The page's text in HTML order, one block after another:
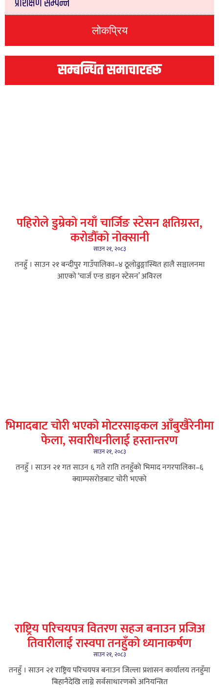
लोकप्रिय
सम्बन्धित समाचारहरू
पहिरोले डुम्रेको नयाँ चार्जिङ स्टेसन क्षतिग्रस्त,
करोडौँको नोक्सानी
साउन २१, २०८३
तनहुँ । साउन २१ बन्दीपुर गाउँपालिका–४ ठूलोढुङ्गास्थित हालै सञ्चालनमा
आएको ‘चार्ज एन्ड डाइन स्टेसन’ अविरल
भिमादबाट चोरी भएको मोटरसाइकल आँबुखैरेनीमा
फेला, सवारीधनीलाई हस्तान्तरण
साउन २१, २०८३
तनहुँ । साउन २१ गत साउन ६ गते राति तनहुँको भिमाद नगरपालिका–६
क्याम्पसरोडबाट चोरी भएको
राष्ट्रिय परिचयपत्र वितरण सहज बनाउन प्रजिअ
तिवारीलाई रास्वपा तनहुँको ध्यानाकर्षण
साउन २१, २०८३
तनहुँ । साउन २१ राष्ट्रिय परिचयपत्र बनाउन जिल्ला प्रशासन कार्यालय तनहुँमा
बिहानैदेखि लाग्ने सर्वसाधारणको अनियन्त्रित